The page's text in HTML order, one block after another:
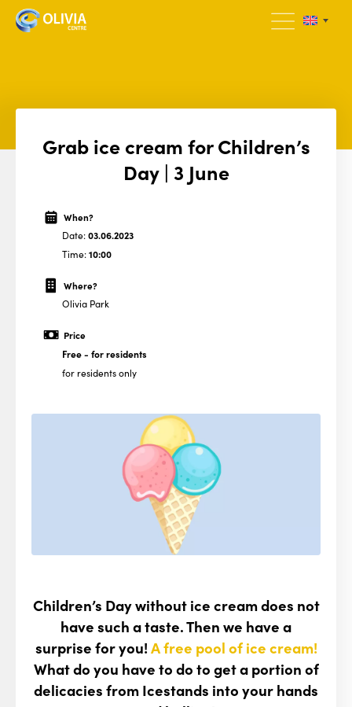
Grab ice cream for Children’s
Day | 3 June
When?
Date:03.06.2023
Time:10:00
Where?
Olivia Park
Price
Free- for residents
for residents only
Children’s Day without ice cream does not
have such a taste. Then we have a
surprise for you!A free pool of ice cream!
What do you have to do to get a portion of
delicacies from Icestands into your hands